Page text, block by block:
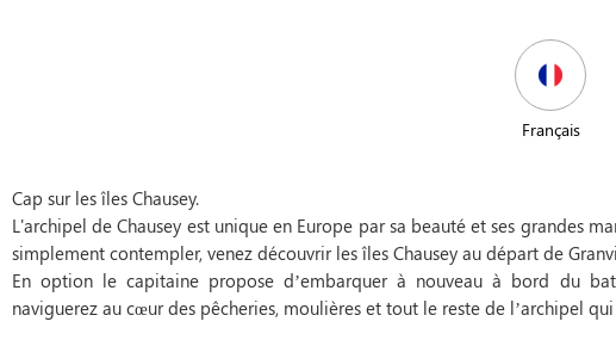
Français
Cap sur les îles Chausey.
L'archipel de Chausey est unique en Europe par sa beauté et ses grandes
simplement contempler, venez découvrir les îles Chausey au départ de
En option le capitaine propose d’embarquer à nouveau à bord du
naviguerez au cœur des pêcheries, moulières et tout le reste de l’archipel